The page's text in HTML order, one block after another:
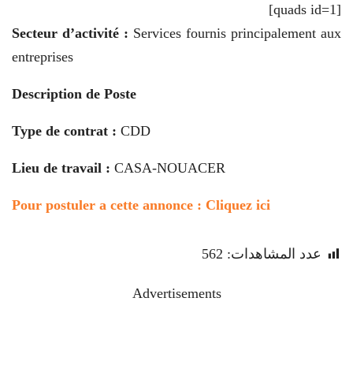
[quads id=1]
Secteur d’activité : Services fournis principalement aux
entreprises
Description de Poste
Type de contrat : CDD
Lieu de travail : CASA-NOUACER
Pour postuler a cette annonce : Cliquez ici
عدد المشاهدات: 562
Advertisements